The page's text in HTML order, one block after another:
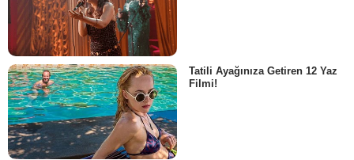
Tatili Ayağınıza Getiren 12 Yaz
Filmi!